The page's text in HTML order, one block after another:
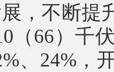
，不断提
（66）千
、24%